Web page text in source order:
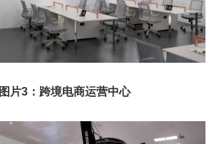
图片3：跨境电商运营中心